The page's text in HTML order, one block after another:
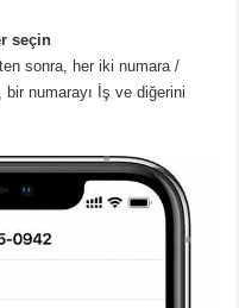
seçin
sonra, her iki numara /
numarayı İş ve diğerini